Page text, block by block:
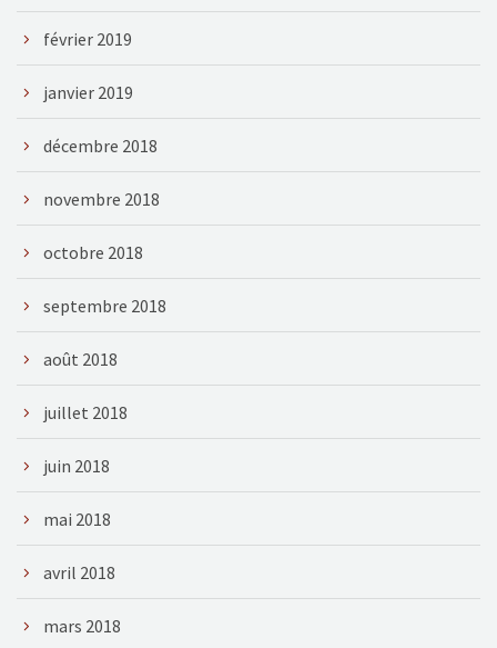
février 2019
janvier 2019
décembre 2018
novembre 2018
octobre 2018
septembre 2018
août 2018
juillet 2018
juin 2018
mai 2018
avril 2018
mars 2018